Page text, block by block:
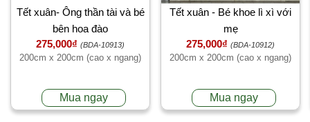
Tết xuân- Ông thần tài và bé
bên hoa đào
275,000₫ (BDA-10913)
200cm x 200cm (cao x ngang)
Mua ngay
Tết xuân - Bé khoe lì xì với
mẹ
275,000₫ (BDA-10912)
200cm x 200cm (cao x ngang)
Mua ngay